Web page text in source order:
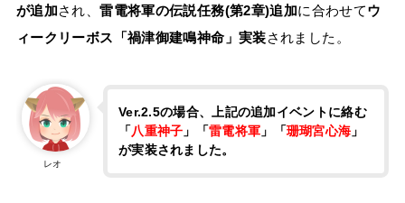
が追加され、雷電将軍の伝説任務(第2章)追加に合わせてウ
ィークリーボス「禍津御建鳴神命」実装されました。
レオ
Ver.2.5の場合、上記の追加イベントに絡む
「八重神子 」「雷電将軍 」「珊瑚宮心海 」
が実装されました。